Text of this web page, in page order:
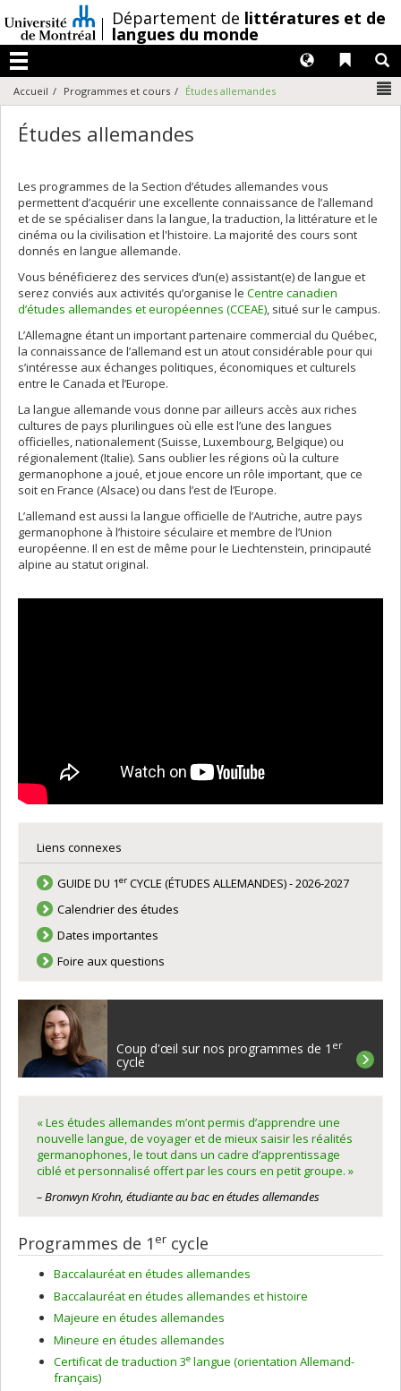
au
contenu
/Département de littératures et de
langues du monde
Menu
Liens
Langues
Accueil Programmes et cours Études allemandes
Études allemandes
Les programmes de la Section d’études allemandes vous
permettent d’acquérir une excellente connaissance de l’allemand
et de se spécialiser dans la langue, la traduction, la littérature et le
cinéma ou la civilisation et l'histoire. La majorité des cours sont
donnés en langue allemande.
Vous bénéficierez des services d’un(e) assistant(e) de langue et
serez conviés aux activités qu’organise le Centre canadien
d’études allemandes et européennes (CCEAE), situé sur le campus.
L’Allemagne étant un important partenaire commercial du Québec,
la connaissance de l’allemand est un atout considérable pour qui
s’intéresse aux échanges politiques, économiques et culturels
entre le Canada et l’Europe.
La langue allemande vous donne par ailleurs accès aux riches
cultures de pays plurilingues où elle est l’une des langues
officielles, nationalement (Suisse, Luxembourg, Belgique) ou
régionalement (Italie). Sans oublier les régions où la culture
germanophone a joué, et joue encore un rôle important, que ce
soit en France (Alsace) ou dans l’est de l’Europe.
L’allemand est aussi la langue officielle de l’Autriche, autre pays
germanophone à l’histoire séculaire et membre de l’Union
européenne. Il en est de même pour le Liechtenstein, principauté
alpine au statut original.
Liens connexes
GUIDE DU 1er CYCLE (ÉTUDES ALLEMANDES) - 2026-2027
Calendrier des études
Dates importantes
Foire aux questions
Coup d'œil sur nos programmes de 1 er
cycle
« Les études allemandes m’ont permis d’apprendre une
nouvelle langue, de voyager et de mieux saisir les réalités
germanophones, le tout dans un cadre d’apprentissage
ciblé et personnalisé offert par les cours en petit groupe. »
– Bronwyn Krohn, étudiante au bac en études allemandes
Programmes de 1er cycle
Baccalauréat en études allemandes
Baccalauréat en études allemandes et histoire
Majeure en études allemandes
Mineure en études allemandes
Certificat de traduction 3e langue (orientation Allemand-
français)